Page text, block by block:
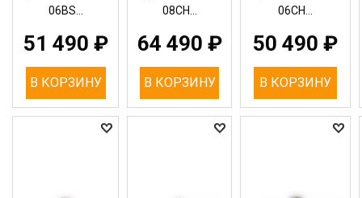
06BS...
51 490 ₽
В КОРЗИНУ
08CH...
64 490 ₽
В КОРЗИНУ
06CH...
50 490 ₽
В КОРЗИНУ